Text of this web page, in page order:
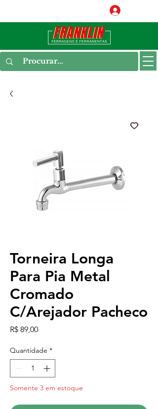
Torneira Longa
Para Pia Metal
Cromado
C/Arejador Pacheco
R$ 89,00Preço
Quantidade *
Somente 3 em estoque